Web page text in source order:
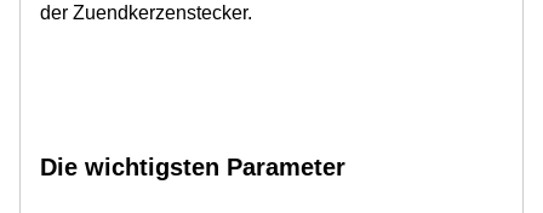
der Zuendkerzenstecker.
Die wichtigsten Parameter